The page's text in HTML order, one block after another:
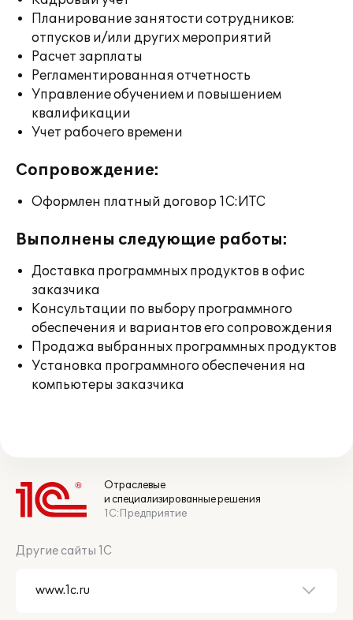
Планирование занятости сотрудников:
отпусков и/или других мероприятий
Расчет зарплаты
Регламентированная отчетность
Управление обучением и повышением
квалификации
Учет рабочего времени
Сопровождение:
Оформлен платный договор 1С:ИТС
Выполнены следующие работы:
Доставка программных продуктов в офис
заказчика
Консультации по выбору программного
обеспечения и вариантов его сопровождения
Продажа выбранных программных продуктов
Установка программного обеспечения на
компьютеры заказчика
Отраслевые
и специализированные решения
1С:Предприятие
Другие сайты 1С